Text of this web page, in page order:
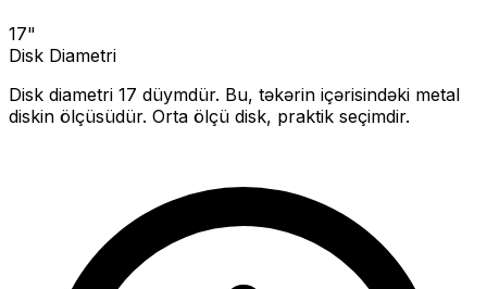
17"
Disk Diametri
Disk diametri 17 düymdür. Bu, təkərin içərisindəki metal
diskin ölçüsüdür. Orta ölçü disk, praktik seçimdir.